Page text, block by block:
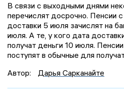
В связи с выходными днями
перечислят досрочно. Пенсии
доставки 5 июля зачислят на
июля. А те, у кого дата
получат деньги 10 июля.
поступят в обычные для
Автор:
Дарья Сарканайте